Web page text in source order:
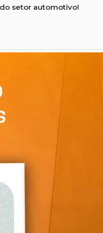
setor automotivo!